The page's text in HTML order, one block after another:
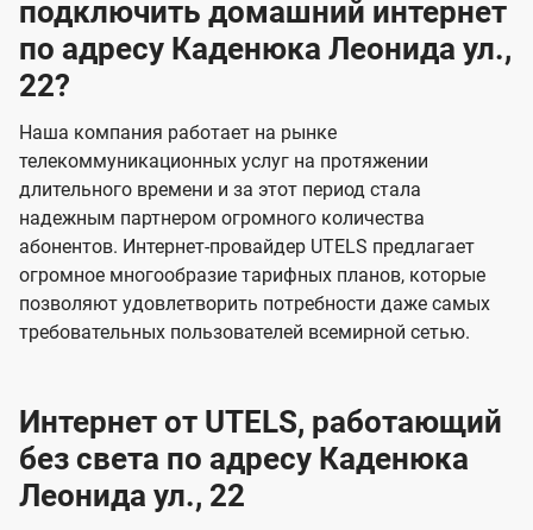
подключить домашний интернет
по адресу Каденюка Леонида ул.,
22?
Наша компания работает на рынке
телекоммуникационных услуг на протяжении
длительного времени и за этот период стала
надежным партнером огромного количества
абонентов. Интернет-провайдер UTELS предлагает
огромное многообразие тарифных планов, которые
позволяют удовлетворить потребности даже самых
требовательных пользователей всемирной сетью.
Интернет от UTELS, работающий
без света по адресу Каденюка
Леонида ул., 22